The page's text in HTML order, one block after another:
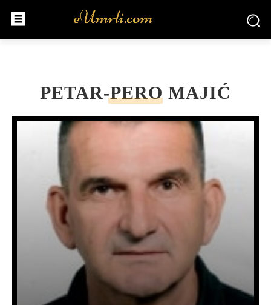
PETAR-PERO MAJIĆ